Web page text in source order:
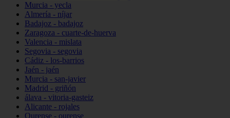
Murcia - yecla
Almería - níjar
Badajoz - badajoz
Zaragoza - cuarte-de-huerva
Valencia - mislata
Segovia - segovia
Cádiz - los-barrios
Jaén - jaén
Murcia - san-javier
Madrid - griñón
álava - vitoria-gasteiz
Alicante - rojales
Ourense - ourense